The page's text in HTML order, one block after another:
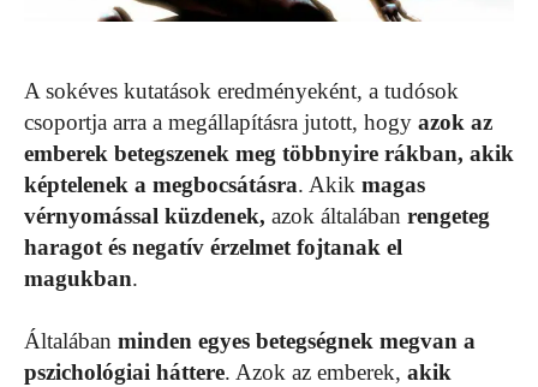
A sokéves kutatások eredményeként, a tudósok
csoportja arra a megállapításra jutott, hogy azok az
emberek betegszenek meg többnyire rákban, akik
képtelenek a megbocsátásra. Akik magas
vérnyomással küzdenek, azok általában rengeteg
haragot és negatív érzelmet fojtanak el
magukban.
Általában minden egyes betegségnek megvan a
pszichológiai háttere. Azok az emberek, akik